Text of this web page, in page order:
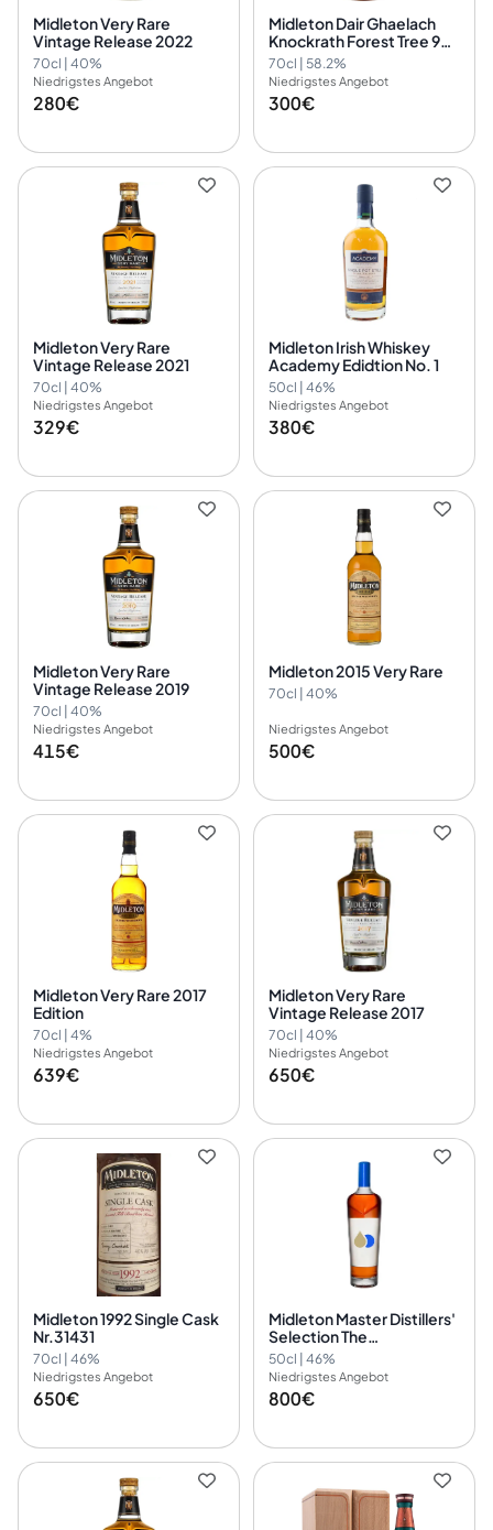
Midleton Very Rare
Vintage Release 2022
70cl | 40%
Niedrigstes Angebot
280€
Midleton Dair Ghaelach
Knockrath Forest Tree 9
Virgin Irish Oak Collection
Batch 1
70cl | 58.2%
Niedrigstes Angebot
300€
Midleton Very Rare
Vintage Release 2021
70cl | 40%
Niedrigstes Angebot
329€
Midleton Irish Whiskey
Academy Edidtion No. 1
50cl | 46%
Niedrigstes Angebot
380€
Midleton Very Rare
Vintage Release 2019
70cl | 40%
Niedrigstes Angebot
415€
Midleton 2015 Very Rare
70cl | 40%
Niedrigstes Angebot
500€
Midleton Very Rare 2017
Edition
70cl | 4%
Niedrigstes Angebot
639€
Midleton Very Rare
Vintage Release 2017
70cl | 40%
Niedrigstes Angebot
650€
Midleton 1992 Single Cask
Nr.31431
70cl | 46%
Niedrigstes Angebot
650€
Midleton Master Distillers'
Selection The
Housewarming
50cl | 46%
Niedrigstes Angebot
800€